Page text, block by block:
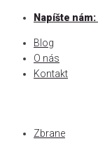
Skip
content
Napíšte nám:
Blog
O nás
Kontakt
Zbrane